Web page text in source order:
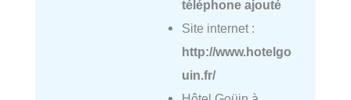
téléphone ajouté
Site internet :
http://www.hotelgo
uin.fr/